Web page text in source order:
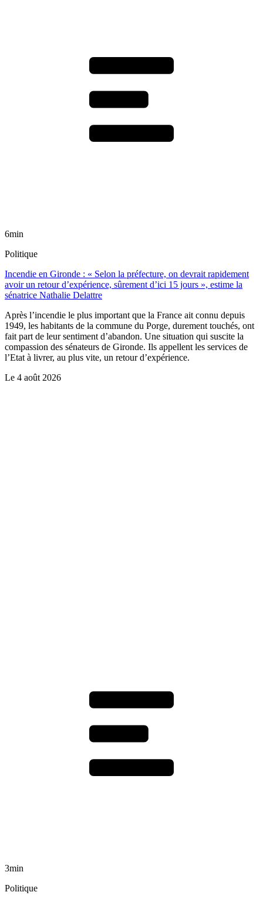
6min
Politique
Incendie en Gironde : « Selon la préfecture, on devrait rapidement
avoir un retour d’expérience, sûrement d’ici 15 jours », estime la
sénatrice Nathalie Delattre
Après l’incendie le plus important que la France ait connu depuis
1949, les habitants de la commune du Porge, durement touchés, ont
fait part de leur sentiment d’abandon. Une situation qui suscite la
compassion des sénateurs de Gironde. Ils appellent les services de
l’Etat à livrer, au plus vite, un retour d’expérience.
Le 4 août 2026
3min
Politique